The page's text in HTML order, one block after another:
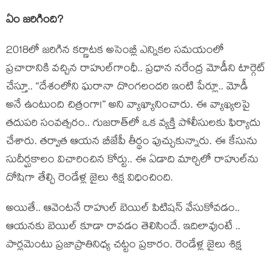
ఏం జ‌రిగింది?
2018లో జ‌రిగిన క‌ర్ణాట‌క అసెంబ్లీ ఎన్నిక‌ల స‌మ‌యంలో
ప్ర‌చారానికి వ‌చ్చిన రాహుల్‌గాంధీ.. ప్ర‌ధాన న‌రేంద్ర మోడీని టార్గెట్
చేస్తూ.. “దేశంలోని ఘ‌రానా దొంగ‌లంద‌రి ఇంటి పేర్లూ.. మోడీ
అనే ఉంటుంది చిత్రంగా!” అని వ్యాఖ్యానించారు. ఈ వ్యాఖ్య‌ల‌పై
త‌దుప‌రి సంవ‌త్స‌రం.. గుజ‌రాత్‌లో ఒక వ్య‌క్తి పోలీసుల‌కు ఫిర్యాదు
చేశారు. త‌ర్వాత ఆయ‌న బీజేపీ తీర్థం పుచ్చుకున్నారు. ఈ కేసును
సుదీర్ఘ‌కాలం విచారించిన కోర్టు.. ఈ ఏడాది మార్చిలో రాహుల్‌ను
దోషిగా తేల్చి రెండేళ్ల జైలు శిక్ష విధించింది.
అయితే.. ఆవెంట‌నే రాహుల్ బెయిల్ పిటిష‌న్ వేసుకోవ‌డం..
ఆయ‌న‌కు బెయిల్ కూడా రావ‌డం తెలిసిందే. ఇదిలావుంటే ..
పార్ల‌మెంటు ప్ర‌జాప్రాతినిధ్య చ‌ట్టం ప్ర‌కారం. రెండేళ్ల జైలు శిక్ష